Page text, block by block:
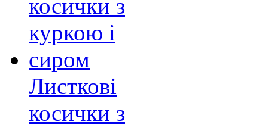
Листкові
косички з